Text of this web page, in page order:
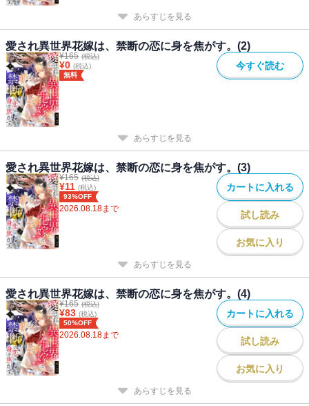
あらすじを見る
愛され異世界花嫁は、禁断の恋に身を焦がす。(2)
¥165 (税込)
¥0 (税込)
無料
今すぐ読む
あらすじを見る
愛され異世界花嫁は、禁断の恋に身を焦がす。(3)
¥165 (税込)
¥11 (税込)
93%OFF
2026.08.18まで
カートに入れる
試し読み
お気に入り
あらすじを見る
愛され異世界花嫁は、禁断の恋に身を焦がす。(4)
¥165 (税込)
¥83 (税込)
50%OFF
2026.08.18まで
カートに入れる
試し読み
お気に入り
あらすじを見る